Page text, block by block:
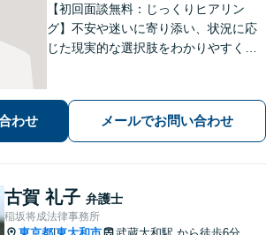
【初回面談無料：じっくりヒアリン
グ】不安や迷いに寄り添い、状況に応
じた現実的な選択肢をわかりやすくご
対応】【電話・オンライン面談可】
わせ メールでお問い合わせ
古賀 礼子 弁護士
稲坂将成法律事務所
東京都 東大和市 武蔵大和駅 から徒歩6分